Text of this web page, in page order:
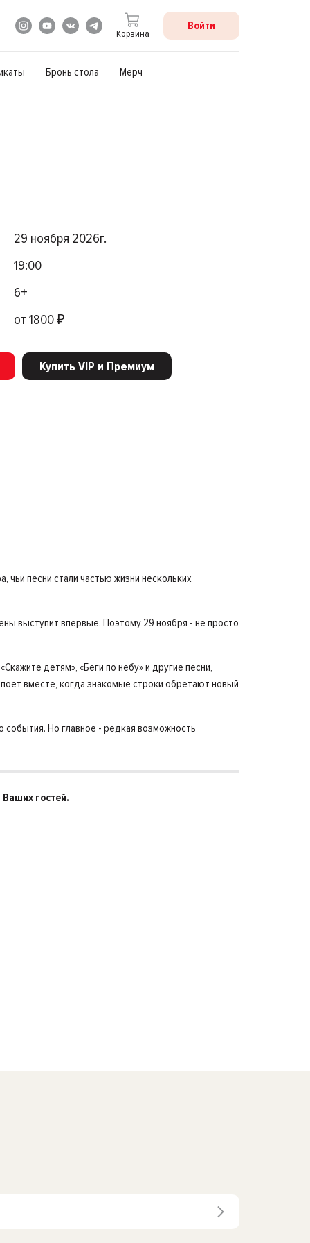
Корзина
Войти
Бронь стола Мерч
29 ноября 2026г.
19:00
6+
от 1800 ₽
Купить VIP и Премиум
песни стали частью жизни нескольких
выступит впервые. Поэтому 29 ноября - не просто
детям», «Беги по небу» и другие песни,
вместе, когда знакомые строки обретают новый
Но главное - редкая возможность
гостей.